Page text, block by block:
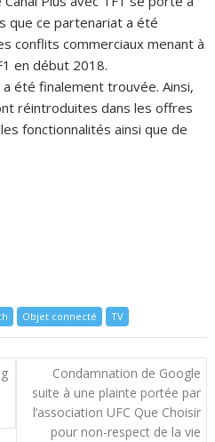
que ce partenariat a été
conflits commerciaux menant à
en début 2018.
été finalement trouvée. Ainsi,
réintroduites dans les offres
fonctionnalités ainsi que de
Objet connecté TV
Condamnation de Google
suite à une plainte portée par
l’association UFC Que Choisir
pour non-respect de la vie